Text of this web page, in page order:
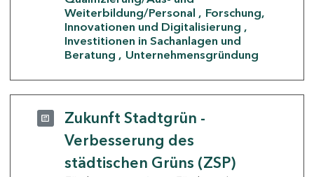
Weiterbildung/Personal
Forschung,
Innovationen und Digitalisierung
Investitionen in Sachanlagen und
Beratung
Unternehmensgründung
Zukunft Stadtgrün -
Verbesserung des
städtischen Grüns (ZSP)